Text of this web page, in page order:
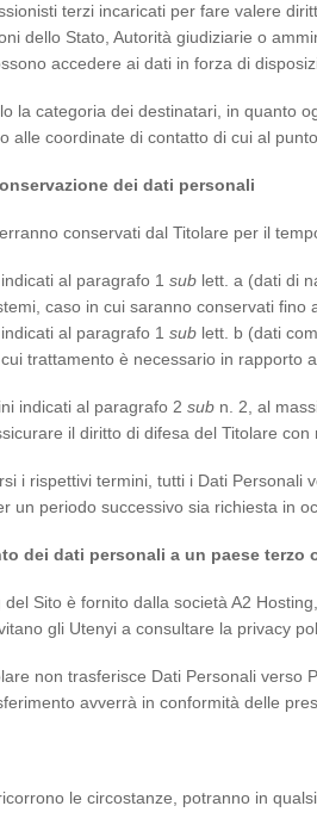
terzi incaricati per fare valere
dello Stato, Autorità giudiziarie o
accedere ai dati in forza di
la categoria dei destinatari, in quanto
alle coordinate di contatto di cui al punto
dei dati personali
conservati dal Titolare per il
al paragrafo 1 sub lett. a (dati di
caso in cui saranno conservati fino
al paragrafo 1 sub lett. b (dati
trattamento è necessario in rapporto
indicati al paragrafo 2 sub n. 2, al
il diritto di difesa del Titolare
i rispettivi termini, tutti i Dati
un periodo successivo sia richiesta in
dei dati personali a un paese terzo
Sito è fornito dalla società A2
gli Utenyi a consultare la privacy
non trasferisce Dati Personali
avverrà in conformità delle
le circostanze, potranno in